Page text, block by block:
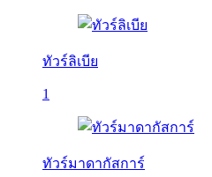
ทัวร์ลิเบีย
1
ทัวร์มาดากัสการ์